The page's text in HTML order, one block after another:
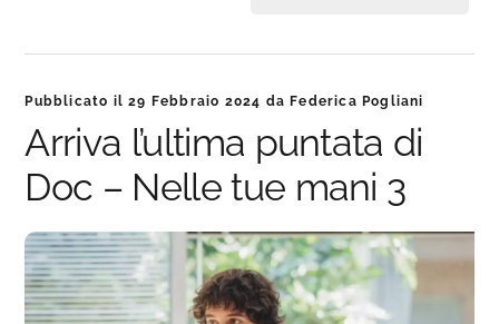
Pubblicato il29 Febbraio 2024 da Federica Pogliani
Arriva l’ultima puntata di
Doc – Nelle tue mani 3